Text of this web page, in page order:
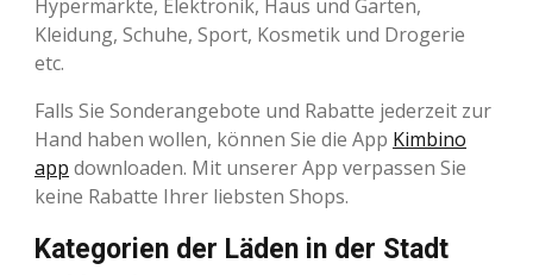
Hypermärkte, Elektronik, Haus und Garten,
Kleidung, Schuhe, Sport, Kosmetik und Drogerie
etc.
Falls Sie Sonderangebote und Rabatte jederzeit zur
Hand haben wollen, können Sie die App Kimbino
app downloaden. Mit unserer App verpassen Sie
keine Rabatte Ihrer liebsten Shops.
Kategorien der Läden in der Stadt